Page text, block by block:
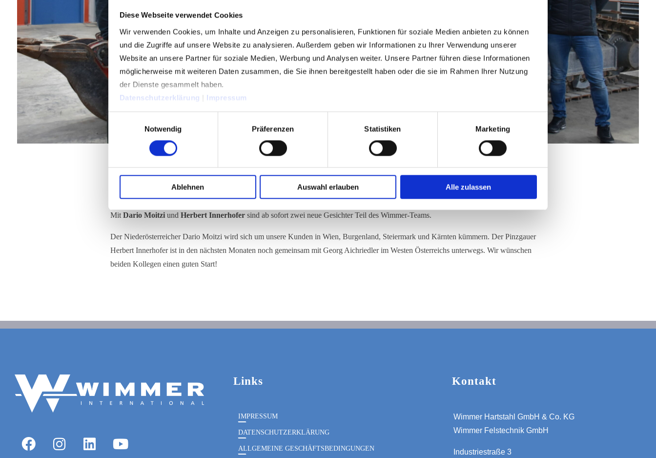
Diese Webseite verwendet Cookies
Wir verwenden Cookies, um Inhalte und Anzeigen zu personalisieren, Funktionen für soziale Medien anbieten zu können
und die Zugriffe auf unsere Website zu analysieren. Außerdem geben wir Informationen zu Ihrer Verwendung unserer
Website an unsere Partner für soziale Medien, Werbung und Analysen weiter. Unsere Partner führen diese Informationen
möglicherweise mit weiteren Daten zusammen, die Sie ihnen bereitgestellt haben oder die sie im Rahmen Ihrer Nutzung
der Dienste gesammelt haben.
Datenschutzerklärung | Impressum
Notwendig
Präferenzen Statistiken Marketing
Ablehnen Auswahl erlauben Alle zulassen
Starkes Außendienst-Team
MitDario Moitzi undHerbert Innerhofer sind ab sofort zwei neue Gesichter Teil des Wimmer-Teams.
Der Niederösterreicher Dario Moitzi wird sich um unsere Kunden in Wien, Burgenland, Steiermark und Kärnten kümmern. Der Pinzgauer
Herbert Innerhofer ist in den nächsten Monaten noch gemeinsam mit Georg Aichriedler im Westen Österreichs unterwegs. Wir wünschen
beiden Kollegen einen guten Start!
Links
IMPRESSUM
DATENSCHUTZERKLÄRUNG
ALLGEMEINE GESCHÄFTSBEDINGUNGEN
Kontakt
Wimmer Hartstahl GmbH & Co. KG
Wimmer Felstechnik GmbH
Industriestraße 3